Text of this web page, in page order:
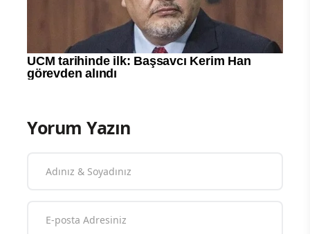
Yorum Yazın